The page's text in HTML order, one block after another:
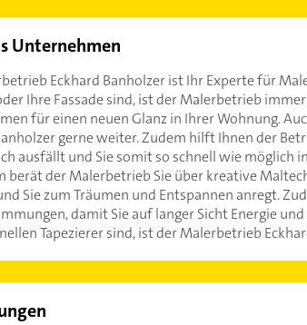
Unternehmen
Eckhard Banholzer ist Ihr Experte für
Ihre Fassade sind, ist der Malerbetrieb
für einen neuen Glanz in Ihrer Wohnung.
gerne weiter. Zudem hilft Ihnen der
ausfällt und Sie somit so schnell wie möglich
berät der Malerbetrieb Sie über kreative
Sie zum Träumen und Entspannen anregt.
damit Sie auf langer Sicht Energie
Tapezierer sind, ist der Malerbetrieb